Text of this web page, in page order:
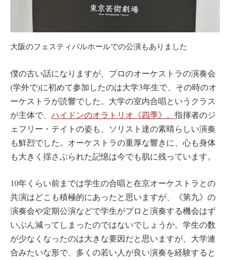
大阪のフェスティバルホールでの公演もありました
僕の古い話になりますが、プロのオーケストラの演奏会
(学外で)に初めて参加したのは大学3年生で、その時のオ
ーケストラが読響でした。大学の室内合唱というクラス
が主体で、 ハイドンのオラトリオ《四季》。 指揮者のジ
ェフリー・テイトの姿も、ソリスト達の素晴らしい演奏
も鮮烈でした。オーケストラの重厚な響きに、心も身体
も大きく揺さぶられた記憶は今でも肌に残っています。
10年くらい前までは学生の合唱と在京オーケストラとの
共演はどこも積極的にあったと思いますが、《第九》の
演奏会や定期公演などで学生がプロと演奏する機会はず
いぶん減ってしまったのではないでしょうか。学生の数
が少なくなったのは大きな要因だと思いますが、大学連
合みたいな形で、多くの若い人が良い演奏を経験すると